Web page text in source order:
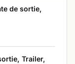
de sortie,
Trailer,